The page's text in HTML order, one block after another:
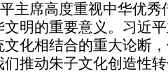
席高度重视中华优秀
明的重要意义。习近
化相结合的重大论断
推动朱子文化创造性